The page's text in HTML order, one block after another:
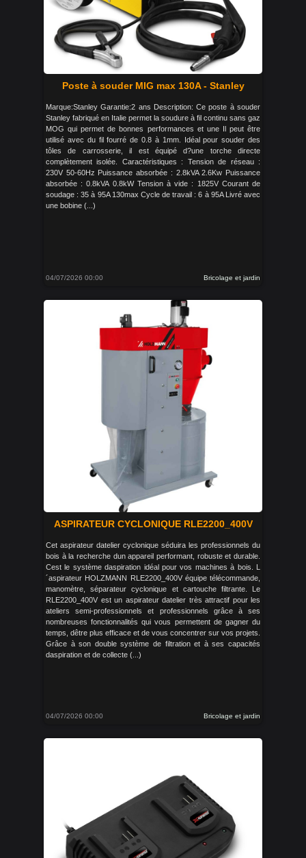
Poste à souder MIG max 130A - Stanley
Marque:Stanley Garantie:2 ans Description: Ce poste à souder
Stanley fabriqué en Italie permet la soudure à fil continu sans gaz
MOG qui permet de bonnes performances et une Il peut être
utilisé avec du fil fourré de 0.8 à 1mm. Idéal pour souder des
tôles de carrosserie, il est équipé d?une torche directe
complètement isolée. Caractéristiques : Tension de réseau :
230V 50-60Hz Puissance absorbée : 2.8kVA 2.6Kw Puissance
absorbée : 0.8kVA 0.8kW Tension à vide : 1825V Courant de
soudage : 35 à 95A 130max Cycle de travail : 6 à 95A Livré avec
une bobine (...)
04/07/2026 00:00 Bricolage et jardin
ASPIRATEUR CYCLONIQUE RLE2200_400V
Cet aspirateur datelier cyclonique séduira les professionnels du
bois à la recherche dun appareil performant, robuste et durable.
Cest le système daspiration idéal pour vos machines à bois. L
´aspirateur HOLZMANN RLE2200_400V équipe télécommande,
manomètre, séparateur cyclonique et cartouche filtrante. Le
RLE2200_400V est un aspirateur datelier très attractif pour les
ateliers semi-professionnels et professionnels grâce à ses
nombreuses fonctionnalités qui vous permettent de gagner du
temps, dêtre plus efficace et de vous concentrer sur vos projets.
Grâce à son double système de filtration et à ses capacités
daspiration et de collecte (...)
04/07/2026 00:00 Bricolage et jardin